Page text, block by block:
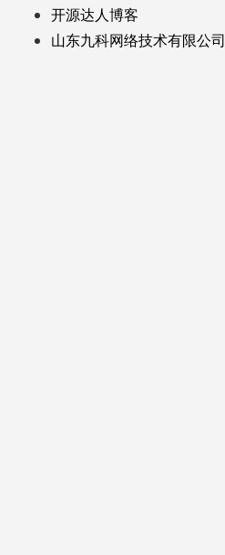
开源达人博客
山东九科网络技术有限公司